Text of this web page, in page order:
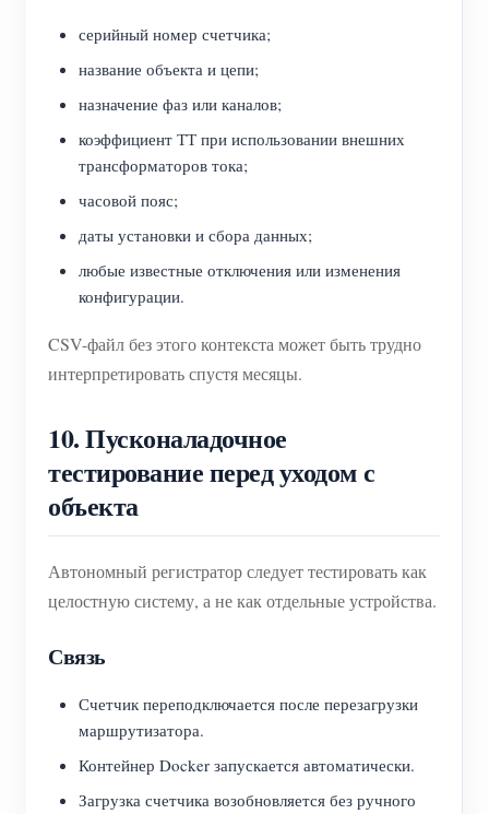
серийный номер счетчика;
название объекта и цепи;
назначение фаз или каналов;
коэффициент ТТ при использовании внешних
трансформаторов тока;
часовой пояс;
даты установки и сбора данных;
любые известные отключения или изменения
конфигурации.
CSV-файл без этого контекста может быть трудно
интерпретировать спустя месяцы.
10. Пусконаладочное
тестирование перед уходом с
объекта
Автономный регистратор следует тестировать как
целостную систему, а не как отдельные устройства.
Связь
Счетчик переподключается после перезагрузки
маршрутизатора.
Контейнер Docker запускается автоматически.
Загрузка счетчика возобновляется без ручного